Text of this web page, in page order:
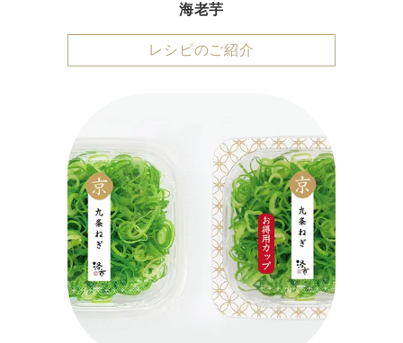
海老芋
レシピのご紹介